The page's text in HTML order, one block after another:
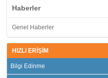
Haberler
Genel Haberler
HIZLI ERİŞİM
Bilgi Edinme